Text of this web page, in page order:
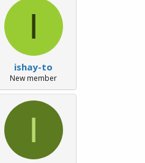
I
ishay-to
New member
I